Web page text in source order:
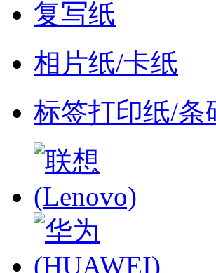
复写纸
相片纸/卡纸
标签打印纸/条